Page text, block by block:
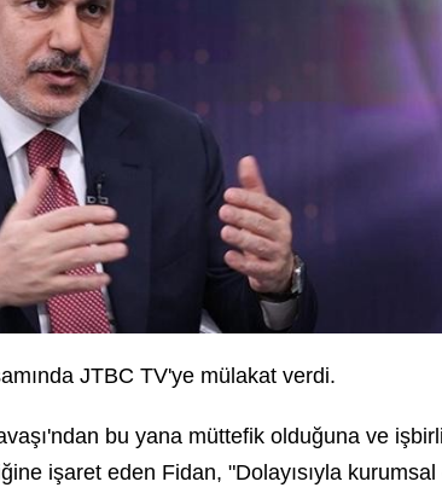
JTBC TV'ye mülakat verdi.
bu yana müttefik olduğuna ve
işaret eden Fidan, "Dolayısıyla